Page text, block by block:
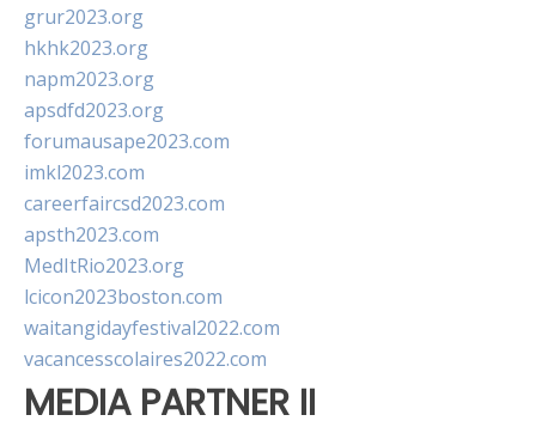
grur2023.org
hkhk2023.org
napm2023.org
apsdfd2023.org
forumausape2023.com
imkl2023.com
careerfaircsd2023.com
apsth2023.com
MedItRio2023.org
lcicon2023boston.com
waitangidayfestival2022.com
vacancesscolaires2022.com
MEDIA PARTNER II